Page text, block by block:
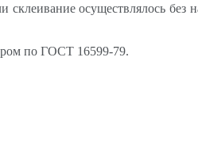
склеивание осуществлялось без
по ГОСТ 16599-79.